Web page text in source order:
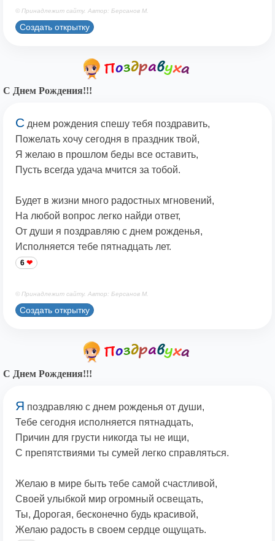
© Принадлежит сайту. Автор: Берсанов М.
Создать открытку
С Днем Рождения!!!
С днем рождения спешу тебя поздравить,
Пожелать хочу сегодня в праздник твой,
Я желаю в прошлом беды все оставить,
Пусть всегда удача мчится за тобой.
Будет в жизни много радостных мгновений,
На любой вопрос легко найди ответ,
От души я поздравляю с днем рожденья,
Исполняется тебе пятнадцать лет.
6
© Принадлежит сайту. Автор: Берсанов М.
Создать открытку
С Днем Рождения!!!
Я поздравляю с днем рожденья от души,
Тебе сегодня исполняется пятнадцать,
Причин для грусти никогда ты не ищи,
С препятствиями ты сумей легко справляться.
Желаю в мире быть тебе самой счастливой,
Своей улыбкой мир огромный освещать,
Ты, Дорогая, бесконечно будь красивой,
Желаю радость в своем сердце ощущать.